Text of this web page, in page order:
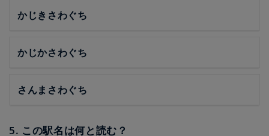
かじきさわぐち
かじかさわぐち
さんまさわぐち
5. この駅名は何と読む？